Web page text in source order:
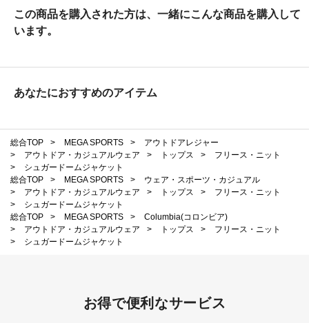
この商品を購入された方は、一緒にこんな商品を購入して
います。
あなたにおすすめのアイテム
総合TOP > MEGA SPORTS >
アウトドアレジャー
>
アウトドア・カジュアルウェア > トップス >
フリース・ニット
>
シュガードームジャケット
総合TOP
> MEGA SPORTS >
ウェア・スポーツ・カジュアル
>
アウトドア・カジュアルウェア > トップス >
フリース・ニット
>
シュガードームジャケット
総合TOP
> MEGA SPORTS >
Columbia(コロンビア)
>
アウトドア・カジュアルウェア > トップス >
フリース・ニット
>
シュガードームジャケット
お得で便利なサービス